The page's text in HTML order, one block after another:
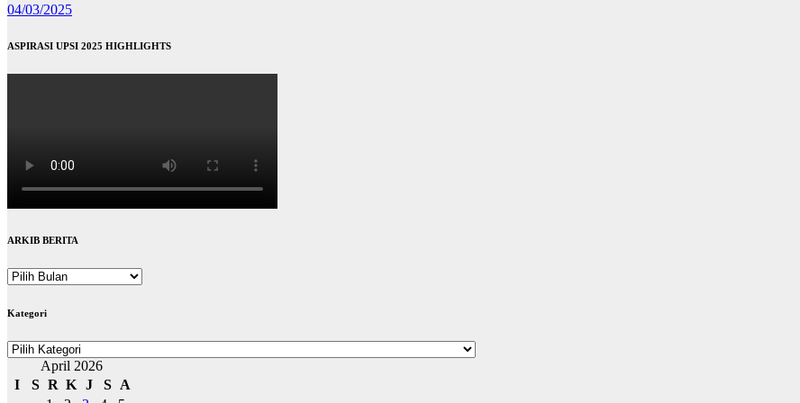
04/03/2025
ASPIRASI UPSI 2025 HIGHLIGHTS
ARKIB BERITA
ARKIB
Kategori
Kategori
April 2026
I
S R K J S
A